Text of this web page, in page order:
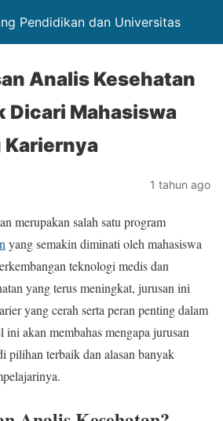
Pendidikan dan Universitas
Analis Kesehatan
Dicari Mahasiswa
Kariernya
1 tahun ago
merupakan salah satu program
yang semakin diminati oleh mahasiswa
teknologi medis dan
yang terus meningkat, jurusan ini
yang cerah serta peran penting dalam
akan membahas mengapa jurusan
pilihan terbaik dan alasan banyak